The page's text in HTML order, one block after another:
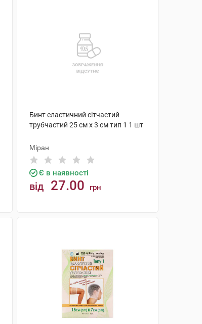
Бинт еластичний сітчастий
трубчастий 25 см х 3 см тип 1 1 шт
Міран
Є в наявності
від 27.00 грн